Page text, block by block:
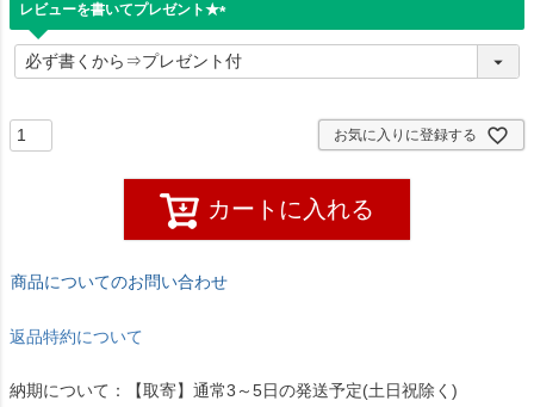
レビューを書いてプレゼント★
必
須
お気に入りに登録する
カートに入れる
商品についてのお問い合わせ
返品特約について
納期について：【取寄】通常3～5日の発送予定(土日祝除く)